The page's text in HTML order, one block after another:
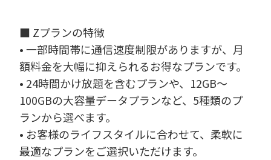
■ Zプランの特徴
• 一部時間帯に通信速度制限がありますが、月
額料金を大幅に抑えられるお得なプランです。
• 24時間かけ放題を含むプランや、12GB〜
100GBの大容量データプランなど、5種類のプ
ランから選べます。
• お客様のライフスタイルに合わせて、柔軟に
最適なプランをご選択いただけます。